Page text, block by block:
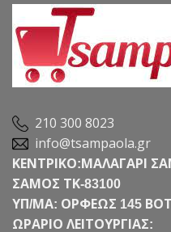
210 300 8023
info@tsampaola.gr
ΚΕΝΤΡΙΚΟ:ΜΑΛΑΓΑΡΙ
ΣΑΜΟΣ ΤΚ-83100
ΥΠ/ΜΑ: ΟΡΦΕΩΣ 145
ΩΡΑΡΙΟ ΛΕΙΤΟΥΡΓΙΑΣ: